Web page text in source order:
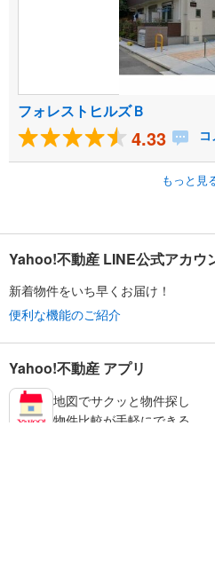
フォレストヒルズＢ
4.33
もっと見
Yahoo!不動産 LINE公式アカウ
新着物件をいち早くお届け！
便利な機能のご紹介
Yahoo!不動産 アプリ
地図でサクッと物件探し
物件比較が手軽にできる